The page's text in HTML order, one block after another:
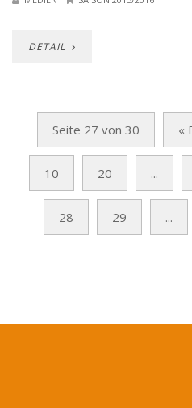
DETAIL
Seite 27 von 30 «
10 20 ...
28 29 ...